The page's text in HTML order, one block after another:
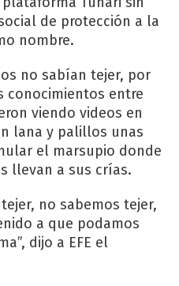
de protección a la
nombre.
no sabían tejer, por
conocimientos entre
viendo videos en
lana y palillos unas
el marsupio donde
llevan a sus crías.
no sabemos tejer,
a que podamos
dijo a EFE el